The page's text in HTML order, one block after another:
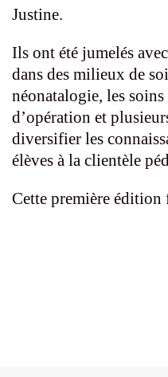
Justine.
Ils ont été jumelés
dans des milieux de
néonatalogie, les
d’opération et
diversifier les
élèves à la clientèle
Cette première édition